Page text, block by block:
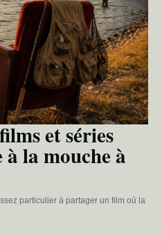
et séries
à la mouche à
particulier à partager un film où la